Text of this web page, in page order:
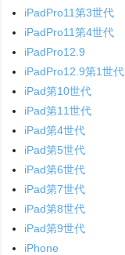
iPadPro11第3世代
iPadPro11第4世代
iPadPro12.9
iPadPro12.9第1世代
iPad第10世代
iPad第11世代
iPad第4世代
iPad第5世代
iPad第6世代
iPad第7世代
iPad第8世代
iPad第9世代
iPhone